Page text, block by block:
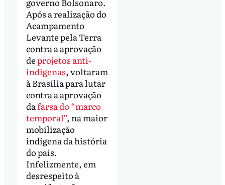
Após a realização do
Acampamento
Levante pela Terra
contra a aprovação
deprojetos anti-
indígenas, voltaram
à Brasília para lutar
contra a aprovação
da farsa do “marco
temporal”, na maior
mobilização
indígena da história
do país.
Infelizmente, em
desrespeito à